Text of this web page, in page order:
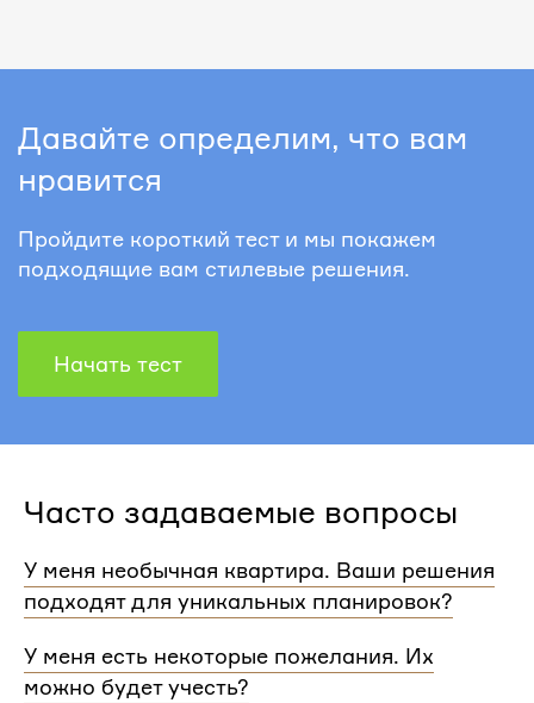
Давайте определим, что вам
нравится
Пройдите короткий тест и мы покажем
подходящие вам стилевые решения.
Начать тест
Часто задаваемые вопросы
У меня необычная квартира. Ваши решения
подходят для уникальных планировок?
планировки и учтем особенности вашей
квартиры.
У меня есть некоторые пожелания. Их
можно будет учесть?